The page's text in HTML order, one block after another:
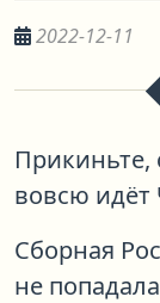
2022-12-11
Прикиньте,
вовсю идёт
Сборная
не